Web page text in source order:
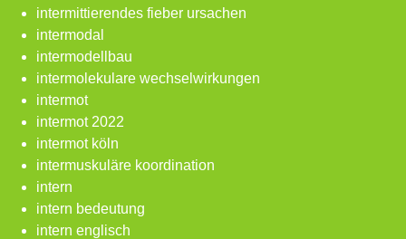
intermittierendes fieber ursachen
intermodal
intermodellbau
intermolekulare wechselwirkungen
intermot
intermot 2022
intermot köln
intermuskuläre koordination
intern
intern bedeutung
intern englisch